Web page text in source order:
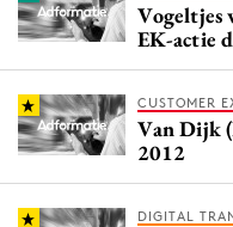
Vogeltjes
EK-actie
CUSTOMER
Van Dijk
2012
DIGITAL